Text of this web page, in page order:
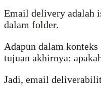
Email delivery adalah
dalam folder.
Adapun dalam
tujuan akhirnya:
Jadi, email